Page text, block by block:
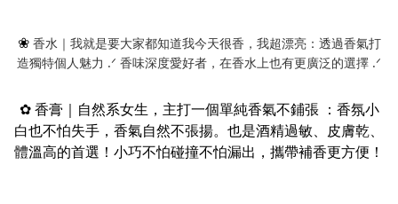
❀香水｜我就是要大家都知道我今天很香，我超漂亮：透過香氣打
造獨特個人魅力 .ᐟ 香味深度愛好者，在香水上也有更廣泛的選擇 .ᐟ
✿香膏｜自然系女生，主打一個單純香氣不鋪張 ： 香氛小
白也不怕失手，香氣自然不張揚。也是酒精過敏、皮膚乾、
體溫高的首選！小巧不怕碰撞不怕漏出，攜帶補香更方便！